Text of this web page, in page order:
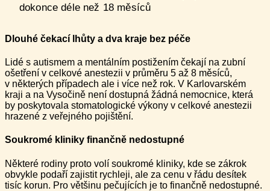
dokonce déle než 18 měsíců
Dlouhé čekací lhůty a dva kraje bez péče
Lidé s autismem a mentálním postižením čekají na zubní
ošetření v celkové anestezii v průměru 5 až 8 měsíců,
v některých případech ale i více než rok. V Karlovarském
kraji a na Vysočině není dostupná žádná nemocnice, která
by poskytovala stomatologické výkony v celkové anestezii
hrazené z veřejného pojištění.
Soukromé kliniky finančně nedostupné
Některé rodiny proto volí soukromé kliniky, kde se zákrok
obvykle podaří zajistit rychleji, ale za cenu v řádu desítek
tisíc korun. Pro většinu pečujících je to finančně nedostupné.